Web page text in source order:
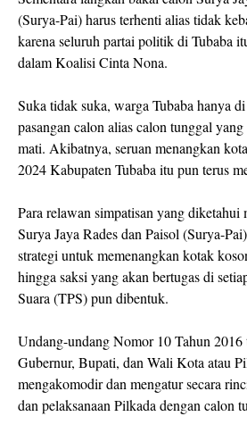
(Surya-Pai) harus terhenti alias tidak
karena seluruh partai politik di Tubaba
dalam Koalisi Cinta Nona.
Suka tidak suka, warga Tubaba hanya
pasangan calon alias calon tunggal
mati. Akibatnya, seruan menangkan
2024 Kabupaten Tubaba itu pun terus
Para relawan simpatisan yang diketahui
Surya Jaya Rades dan Paisol (Surya-
strategi untuk memenangkan kotak
hingga saksi yang akan bertugas di
Suara (TPS) pun dibentuk.
Undang-undang Nomor 10 Tahun 2016
Gubernur, Bupati, dan Wali Kota atau
mengakomodir dan mengatur secara
dan pelaksanaan Pilkada dengan calon